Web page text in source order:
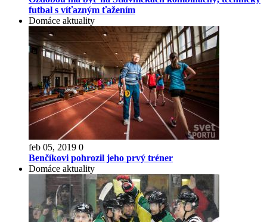
futbal s víťazným ťažením
Domáce aktuality
feb 05, 2019 0
Benčíkovi pohrozil jeho prvý tréner
Domáce aktuality